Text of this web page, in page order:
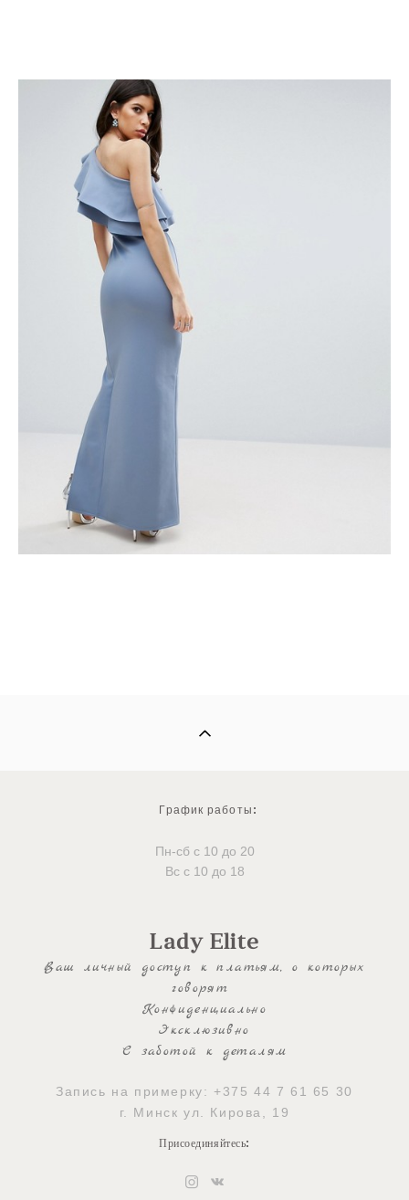
График работы :
Пн-сб с 10 до 20
Вс с 10 до 18
Lady Elite
Ваш личный доступ к платьям, о которых
говорят
Конфиденциально
Эксклюзивно
С заботой к деталям
Запись на примерку: +375 44 7 61 65 30
г. Минск ул. Кирова, 19
Присоединяйтесь: